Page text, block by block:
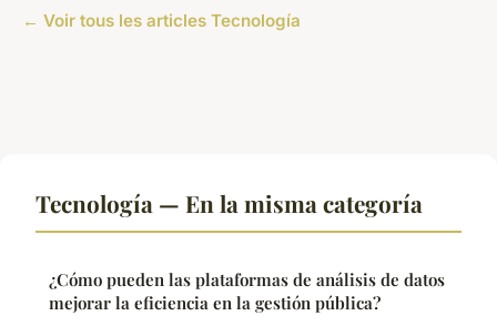
← Voir tous les articles Tecnología
Tecnología — En la misma categoría
¿Cómo pueden las plataformas de análisis de datos
mejorar la eficiencia en la gestión pública?